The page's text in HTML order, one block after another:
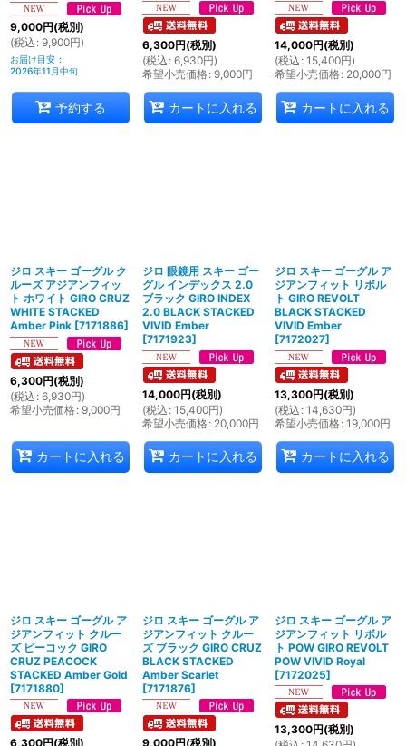
9,000円(税別)
(税込 : 9,900円)
お届け目安 :
2026年11月中旬
予約する
6,300円(税別)
(税込 : 6,930円)
希望小売価格: 9,000円
カートに入れる
14,000円(税別)
(税込 : 15,400円)
希望小売価格: 20,000円
カートに入れる
ジロ スキー ゴーグル ク
ルーズ アジアンフィッ
ト ホワイト GIRO CRUZ
WHITE STACKED
Amber Pink [7171886]
6,300円(税別)
(税込 : 6,930円)
希望小売価格: 9,000円
カートに入れる
ジロ 眼鏡用 スキー ゴー
グル インデックス 2.0
ブラック GIRO INDEX
2.0 BLACK STACKED
VIVID Ember
[7171923]
14,000円(税別)
(税込 : 15,400円)
希望小売価格: 20,000円
カートに入れる
ジロ スキー ゴーグル ア
ジアンフィット リボル
ト GIRO REVOLT
BLACK STACKED
VIVID Ember
[7172027]
13,300円(税別)
(税込 : 14,630円)
希望小売価格: 19,000円
カートに入れる
ジロ スキー ゴーグル ア
ジアンフィット クルー
ズ ピーコック GIRO
CRUZ PEACOCK
STACKED Amber Gold
[7171880]
6,300円(税別)
ジロ スキー ゴーグル ア
ジアンフィット クルー
ズ ブラック GIRO CRUZ
BLACK STACKED
Amber Scarlet
[7171876]
9,000円(税別)
ジロ スキー ゴーグル ア
ジアンフィット リボル
ト POW GIRO REVOLT
POW VIVID Royal
[7172025]
13,300円(税別)